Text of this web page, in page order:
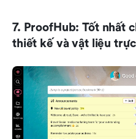
7. ProofHub: Tốt nhất
thiết kế và vật liệu